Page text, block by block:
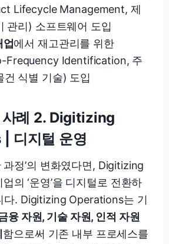
Lifecycle Management, 제
관리) 소프트웨어 도입
에서 재고관리를 위한
Frequency Identification, 주
건 식별 기술) 도입
사례 2. Digitizing
디지털 운영
과정’의 변화였다면, Digitizing
의 ‘운영’을 디지털로 전환하
다. Digitizing Operations는 기
융 자원, 기술 자원, 인적 자원
함으로써 기존 내부 프로세스를